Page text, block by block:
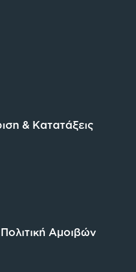
& Κατατάξεις
Αμοιβών